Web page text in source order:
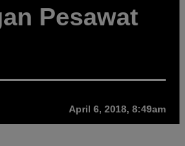
Pesawat
April 6, 2018, 8:49am